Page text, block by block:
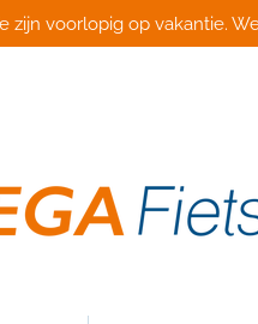
zijn voorlopig op vakantie.